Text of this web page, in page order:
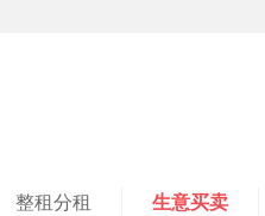
整租分租 生意买卖